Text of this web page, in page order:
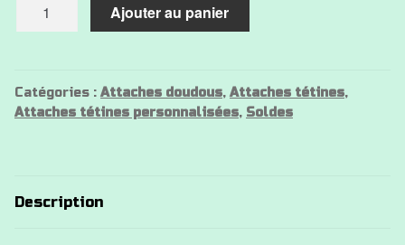
nuage
Ajouter au panier
Catégories : Attaches doudous, Attaches tétines,
Attaches tétines personnalisées, Soldes
Description